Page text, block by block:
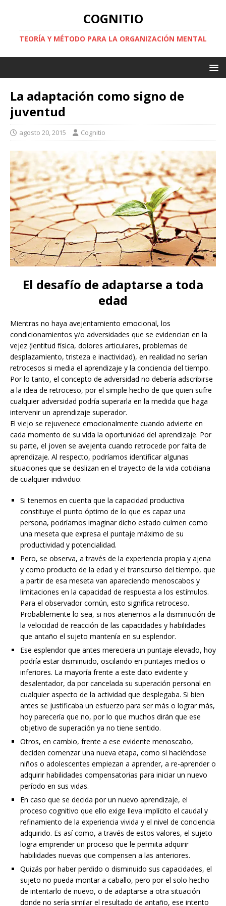
COGNITIO
TEORÍA Y MÉTODO PARA LA ORGANIZACIÓN MENTAL
La adaptación como signo de
juventud
agosto 20, 2015 Cognitio
El desafío de adaptarse a toda
edad
Mientras no haya avejentamiento emocional, los
condicionamientos y/o adversidades que se evidencian en la
vejez (lentitud física, dolores articulares, problemas de
desplazamiento, tristeza e inactividad), en realidad no serían
retrocesos si media el aprendizaje y la conciencia del tiempo.
Por lo tanto, el concepto de adversidad no debería adscribirse
a la idea de retroceso, por el simple hecho de que quien sufre
cualquier adversidad podría superarla en la medida que haga
intervenir un aprendizaje superador.
El viejo se rejuvenece emocionalmente cuando advierte en
cada momento de su vida la oportunidad del aprendizaje. Por
su parte, el joven se avejenta cuando retrocede por falta de
aprendizaje. Al respecto, podríamos identificar algunas
situaciones que se deslizan en el trayecto de la vida cotidiana
de cualquier individuo:
Si tenemos en cuenta que la capacidad productiva
constituye el punto óptimo de lo que es capaz una
persona, podríamos imaginar dicho estado culmen como
una meseta que expresa el puntaje máximo de su
productividad y potencialidad.
Pero, se observa, a través de la experiencia propia y ajena
y como producto de la edad y el transcurso del tiempo, que
a partir de esa meseta van apareciendo menoscabos y
limitaciones en la capacidad de respuesta a los estímulos.
Para el observador común, esto significa retroceso.
Probablemente lo sea, si nos atenemos a la disminución de
la velocidad de reacción de las capacidades y habilidades
que antaño el sujeto mantenía en su esplendor.
Ese esplendor que antes mereciera un puntaje elevado, hoy
podría estar disminuido, oscilando en puntajes medios o
inferiores. La mayoría frente a este dato evidente y
desalentador, da por cancelada su superación personal en
cualquier aspecto de la actividad que desplegaba. Si bien
antes se justificaba un esfuerzo para ser más o lograr más,
hoy parecería que no, por lo que muchos dirán que ese
objetivo de superación ya no tiene sentido.
Otros, en cambio, frente a ese evidente menoscabo,
deciden comenzar una nueva etapa, como si haciéndose
niños o adolescentes empiezan a aprender, a re-aprender o
adquirir habilidades compensatorias para iniciar un nuevo
período en sus vidas.
En caso que se decida por un nuevo aprendizaje, el
proceso cognitivo que ello exige lleva implícito el caudal y
refinamiento de la experiencia vivida y el nivel de conciencia
adquirido. Es así como, a través de estos valores, el sujeto
logra emprender un proceso que le permita adquirir
habilidades nuevas que compensen a las anteriores.
Quizás por haber perdido o disminuido sus capacidades, el
sujeto no pueda montar a caballo, pero por el solo hecho
de intentarlo de nuevo, o de adaptarse a otra situación
donde no sería similar el resultado de antaño, ese intento